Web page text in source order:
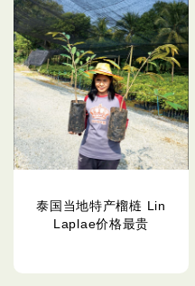
泰国当地特产榴梿 Lin
Laplae价格最贵